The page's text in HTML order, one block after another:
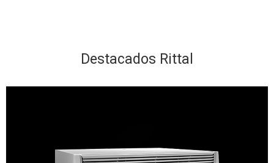
Destacados Rittal